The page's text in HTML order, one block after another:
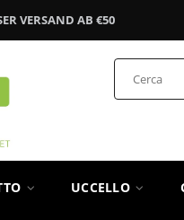
VERSAND AB €50
UCCELLO